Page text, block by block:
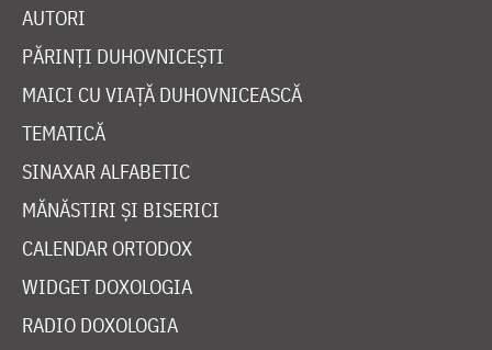
AUTORI
PĂRINȚI DUHOVNICEȘTI
MAICI CU VIAȚĂ DUHOVNICEASCĂ
TEMATICĂ
SINAXAR ALFABETIC
MĂNĂSTIRI ȘI BISERICI
CALENDAR ORTODOX
WIDGET DOXOLOGIA
RADIO DOXOLOGIA